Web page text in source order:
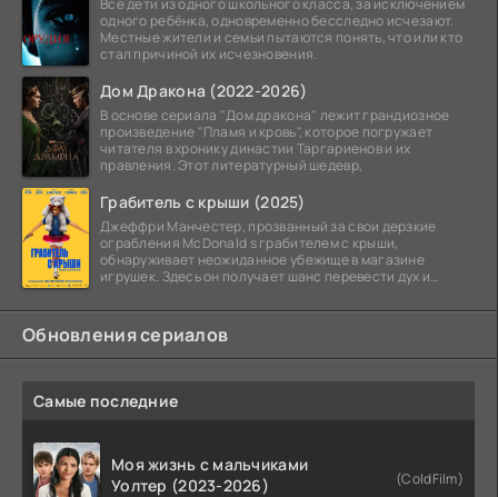
одного ребёнка, одновременно бесследно исчезают.
Местные жители и семьи пытаются понять, что или кто
стал причиной их исчезновения.
Дом Дракона (2022-2026)
В основе сериала "Дом дракона" лежит грандиозное
произведение "Пламя и кровь", которое погружает
читателя в хронику династии Таргариенов и их
правления. Этот литературный шедевр,
Грабитель с крыши (2025)
Джеффри Манчестер, прозванный за свои дерзкие
ограбления McDonald s грабителем с крыши,
обнаруживает неожиданное убежище в магазине
игрушек. Здесь он получает шанс перевести дух и
Обновления сериалов
Самые последние
Моя жизнь с мальчиками
Уолтер (2023-2026)
(ColdFilm)